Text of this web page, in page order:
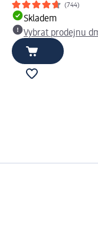
(744)
Skladem
Vybrat prodejnu